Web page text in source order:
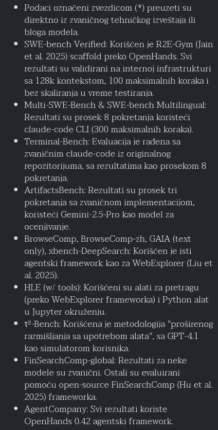
Podaci označeni zvezdicom (*) preuzeti su
direktno iz zvaničnog tehničkog izveštaja ili
bloga modela.
SWE-bench Verified: Korišćen je R2E-Gym (Jain
et al. 2025) scaffold preko OpenHands. Svi
rezultati su validirani na internoj infrastrukturi
sa 128k kontekstom, 100 maksimalnih koraka i
bez skaliranja u vreme testiranja.
Multi-SWE-Bench & SWE-bench Multilingual:
Rezultati su prosek 8 pokretanja koristeći
claude-code CLI (300 maksimalnih koraka).
Terminal-Bench: Evaluacija je rađena sa
zvaničnim claude-code iz originalnog
repozitorijuma, sa rezultatima kao prosekom 8
pokretanja.
ArtifactsBench: Rezultati su prosek tri
pokretanja sa zvaničnom implementacijom,
koristeći Gemini-2.5-Pro kao model za
ocenjivanje.
BrowseComp, BrowseComp-zh, GAIA (text
only), xbench-DeepSearch: Korišćen je isti
agentski framework kao za WebExplorer (Liu et
al. 2025).
HLE (w/ tools): Korišćeni su alati za pretragu
(preko WebExplorer frameworka) i Python alat
u Jupyter okruženju.
τ²-Bench: Korišćena je metodologija "proširenog
razmišljanja sa upotrebom alata", sa GPT-4.1
kao simulatorom korisnika.
FinSearchComp-global: Rezultati za neke
modele su zvanični. Ostali su evaluirani
pomoću open-source FinSearchComp (Hu et al.
2025) frameworka.
AgentCompany: Svi rezultati koriste
OpenHands 0.42 agentski framework.